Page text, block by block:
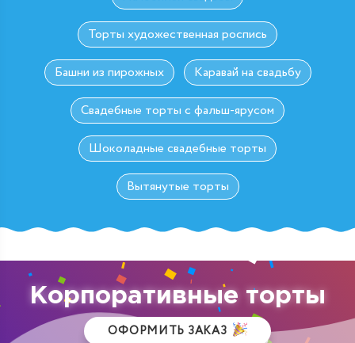
Торты художественная роспись
Башни из пирожных Каравай на свадьбу
Свадебные торты с фальш-ярусом
Шоколадные свадебные торты
Вытянутые торты
Корпоративные торты
ОФОРМИТЬ ЗАКАЗ